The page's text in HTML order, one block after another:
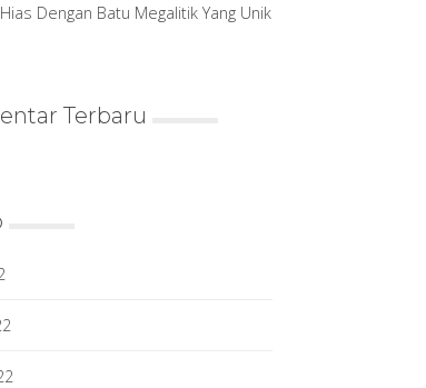
Dengan Batu Megalitik Yang Unik
Terbaru